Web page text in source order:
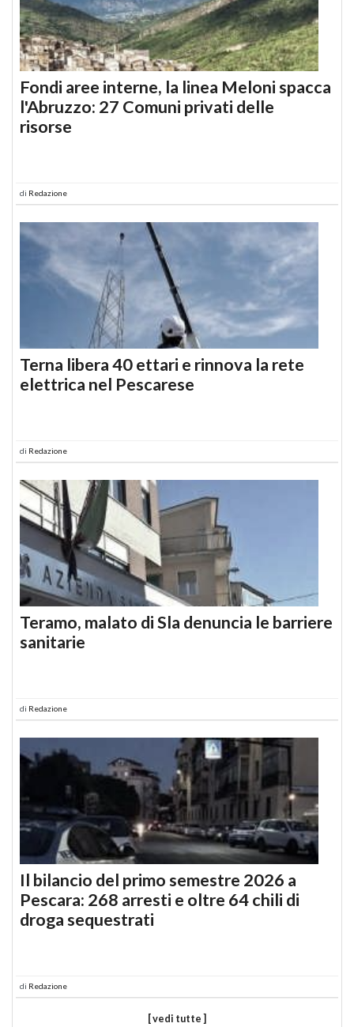
Fondi aree interne, la linea Meloni spacca
l'Abruzzo: 27 Comuni privati delle
risorse
di Redazione
Terna libera 40 ettari e rinnova la rete
elettrica nel Pescarese
di Redazione
Teramo, malato di Sla denuncia le barriere
sanitarie
di Redazione
Il bilancio del primo semestre 2026 a
Pescara: 268 arresti e oltre 64 chili di
droga sequestrati
di Redazione
[ vedi tutte ]